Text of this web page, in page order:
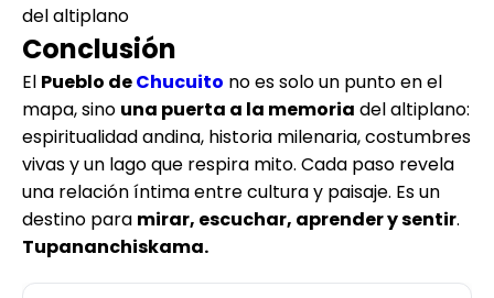
del altiplano
Conclusión
El Pueblo deChucuito no es solo un punto en el
mapa, sino una puerta a la memoria del altiplano:
espiritualidad andina, historia milenaria, costumbres
vivas y un lago que respira mito. Cada paso revela
una relación íntima entre cultura y paisaje. Es un
destino para mirar, escuchar, aprender y sentir.
Tupananchiskama.